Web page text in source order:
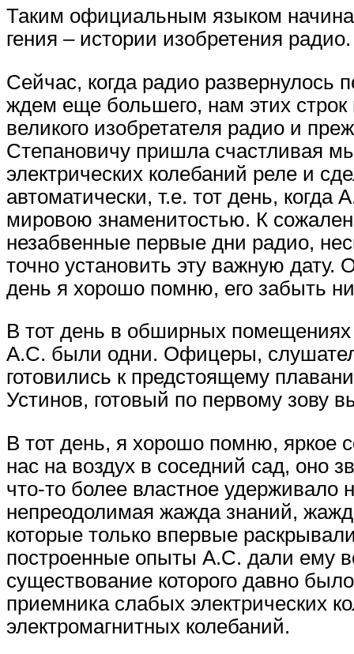
Таким официальным языком
гения – истории изобретения радио.
Сейчас, когда радио
ждем еще большего, нам этих
великого изобретателя радио и
Степановичу пришла счастливая
электрических колебаний реле и
автоматически, т.е. тот день,
мировою знаменитостью. К
незабвенные первые дни радио,
точно установить эту важную дату.
день я хорошо помню, его забыть
В тот день в обширных помещениях
А.С. были одни. Офицеры,
готовились к предстоящему
Устинов, готовый по первому зову
В тот день, я хорошо помню, яркое
нас на воздух в соседний сад, оно
что-то более властное удерживало
непреодолимая жажда знаний,
которые только впервые
построенные опыты А.С. дали ему
существование которого давно
приемника слабых электрических
электромагнитных колебаний.